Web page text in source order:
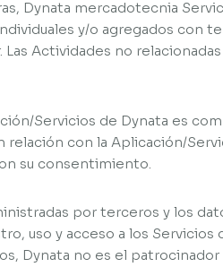
Dynata mercadotecnia
y/o agregados con
Las Actividades no
Servicios de Dynata es
relación con la Aplicación/
su consentimiento.
por terceros y los
uso y acceso a los
Dynata no es el